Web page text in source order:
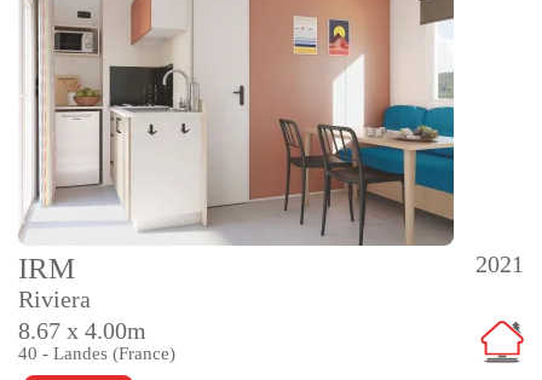
2021
IRM
Riviera
8.67 x 4.00m
40 - Landes (France)